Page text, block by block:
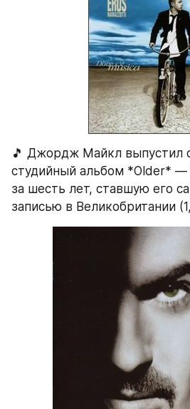
🎵 Джордж Майкл выпустил
студийный альбом *Older* —
за шесть лет, ставшую его
записью в Великобритании